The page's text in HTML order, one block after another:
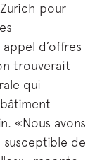
pour
d’offres
trouverait
qui
«Nous avons
de